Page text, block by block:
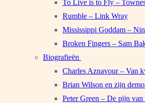
To Live is to Fly –
Rumble – Link Wray
Mississippi Goddam –
Broken Fingers – Sam
Biografieën
Charles Aznavour – Van
Brian Wilson en zijn
Peter Green – De pijn van